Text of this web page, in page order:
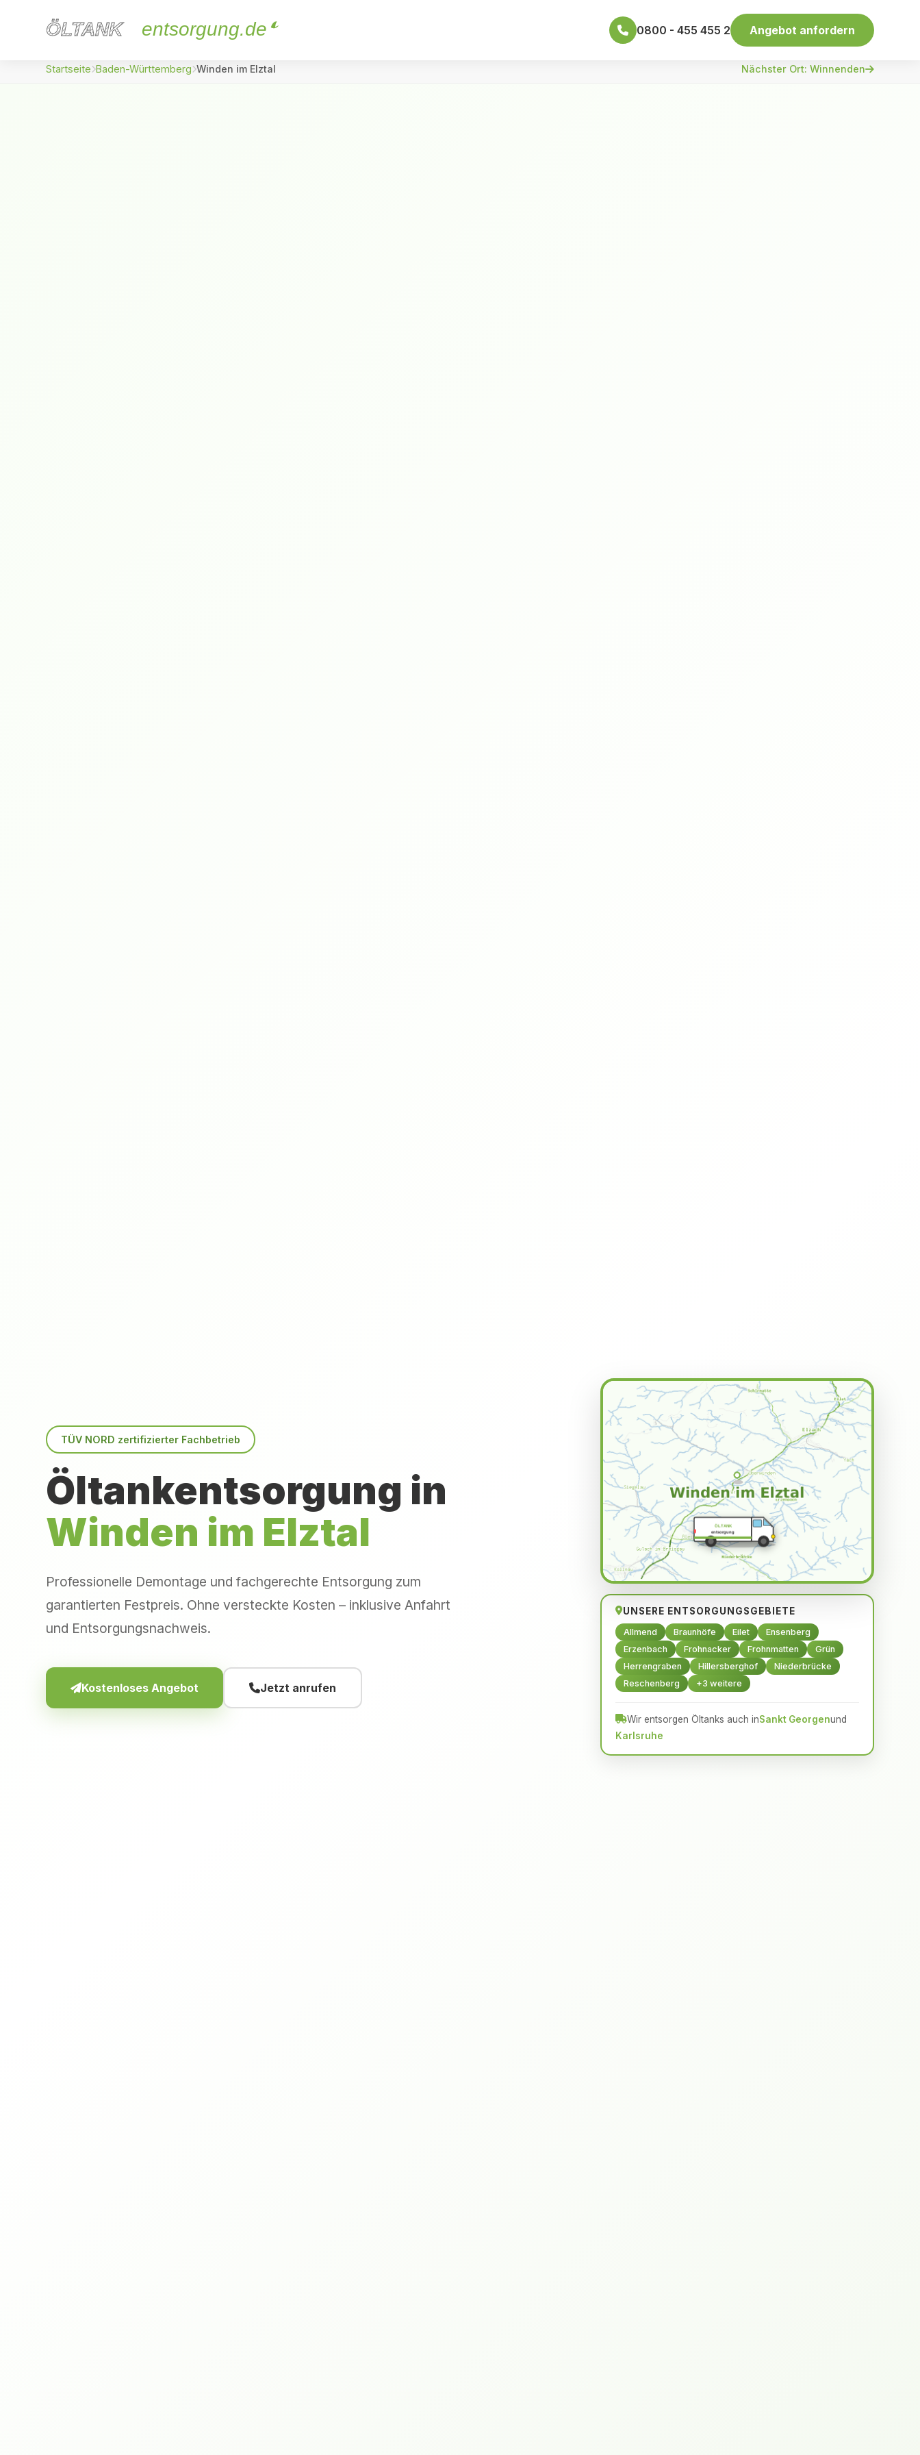
ÖLTANK
ÖLTANK entsorgung.de 0800 - 455 455 2 Angebot anfordern
Startseite Baden-Württemberg Winden im Elztal Nächster Ort: Winnenden
TÜV NORD zertifizierter Fachbetrieb
Öltankentsorgung in
Winden im Elztal
Professionelle Demontage und fachgerechte Entsorgung zum
garantierten Festpreis. Ohne versteckte Kosten – inklusive Anfahrt
und Entsorgungsnachweis.
Kostenloses Angebot Jetzt anrufen
ÖLTANK
entsorgung
UNSERE ENTSORGUNGSGEBIETE
Allmend Braunhöfe Eilet
Ensenberg
Erzenbach
Frohnacker Frohnmatten
Grün
Herrengraben
Hillersberghof
Niederbrücke
Reschenberg
+3 weitere
Wir entsorgen Öltanks auch inSankt Georgenund
Karlsruhe